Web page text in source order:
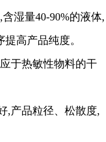
湿量40-90%的液体,
高产品纯度。
于热敏性物料的干
,产品粒径、松散度,